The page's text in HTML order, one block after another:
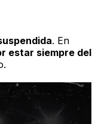
. En
estar siempre del